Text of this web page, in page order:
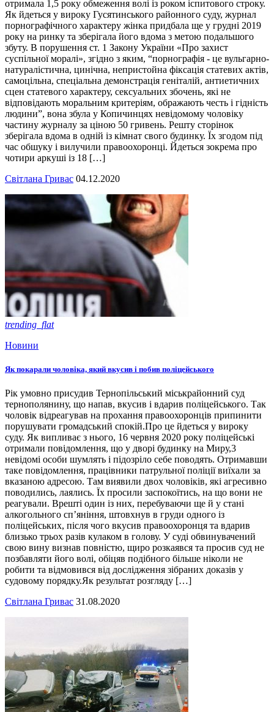
отримала 1,5 року обмеження волі із роком іспитового строку.
Як йдеться у вироку Гусятинського районного суду, журнал
порнографічного характеру жінка придбала ще у грудні 2019
року на ринку та зберігала його вдома з метою подальшого
збуту. В порушення ст. 1 Закону України «Про захист
суспільної моралі», згідно з яким, “порнографія - це вульгарно-
натуралістична, цинічна, непристойна фіксація статевих актів,
самоцільна, спеціальна демонстрація геніталій, антиетичних
сцен статевого характеру, сексуальних збочень, які не
відповідають моральним критеріям, ображають честь і гідність
людини”, вона збула у Копичинцях невідомому чоловіку
частину журналу за ціною 50 гривень. Решту сторінок
зберігала вдома в одній із кімнат свого будинку. Їх згодом під
час обшуку і вилучили правоохоронці. Йдеться зокрема про
чотири аркуші із 18 […]
Світлана Гривас 04.12.2020
trending_flat
Новини
Як покарали чоловіка, який вкусив і побив поліцейського
Рік умовно присудив Тернопільський міськрайонний суд
тернополянину, що напав, вкусив і вдарив поліцейського. Так
чоловік відреагував на прохання правоохоронців припинити
порушувати громадський спокій.Про це йдеться у вироку
суду. Як випливає з нього, 16 червня 2020 року поліцейські
отримали повідомлення, що у дворі будинку на Миру,3
невідомі особи шумлять і підозріло себе поводять. Отримавши
таке повідомлення, працівники патрульної поліції виїхали за
вказаною адресою. Там виявили двох чоловіків, які агресивно
поводились, лаялись. Їх просили заспокоїтись, на що вони не
реагували. Врешті один із них, перебуваючи ще й у стані
алкогольного сп’яніння, штовхнув в груди одного із
поліцейських, після чого вкусив правоохоронця та вдарив
близько трьох разів кулаком в голову. У суді обвинувачений
свою вину визнав повністю, щиро розкаявся та просив суд не
позбавляти його волі, обіцяв подібного більше ніколи не
робити та відмовився від дослідження зібраних доказів у
судовому порядку.Як результат розгляду […]
Світлана Гривас 31.08.2020